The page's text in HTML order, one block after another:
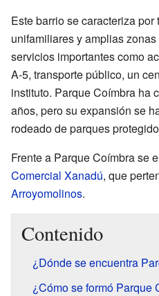
Este barrio se caracteriza
unifamiliares y amplias
servicios importantes como
A-5, transporte público, un
instituto. Parque Coímbra ha
años, pero su expansión se
rodeado de parques
Frente a Parque Coímbra se
Comercial Xanadú, que
Arroyomolinos.
Contenido
¿Dónde se encuentra
¿Cómo se formó Parque